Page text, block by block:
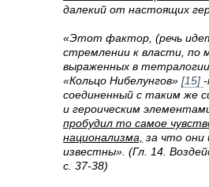
далекий от настоящих
«Этот фактор, (речь
стремлении к власти,
выраженных в тетралогии
«Кольцо Нибелунгов» [15]
соединенный с таким же
и героическим
пробудил то самое
национализма, за что они
известны». (Гл. 14.
с. 37-38)